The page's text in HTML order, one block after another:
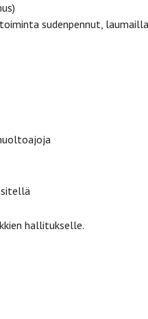
sudenpennut,
hallitukselle.